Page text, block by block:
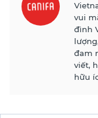
vui
đình
đam
viết,
hữu